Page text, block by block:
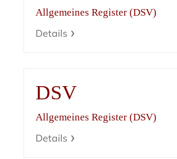
Allgemeines Register (DSV)
Details
DSV
Allgemeines Register (DSV)
Details